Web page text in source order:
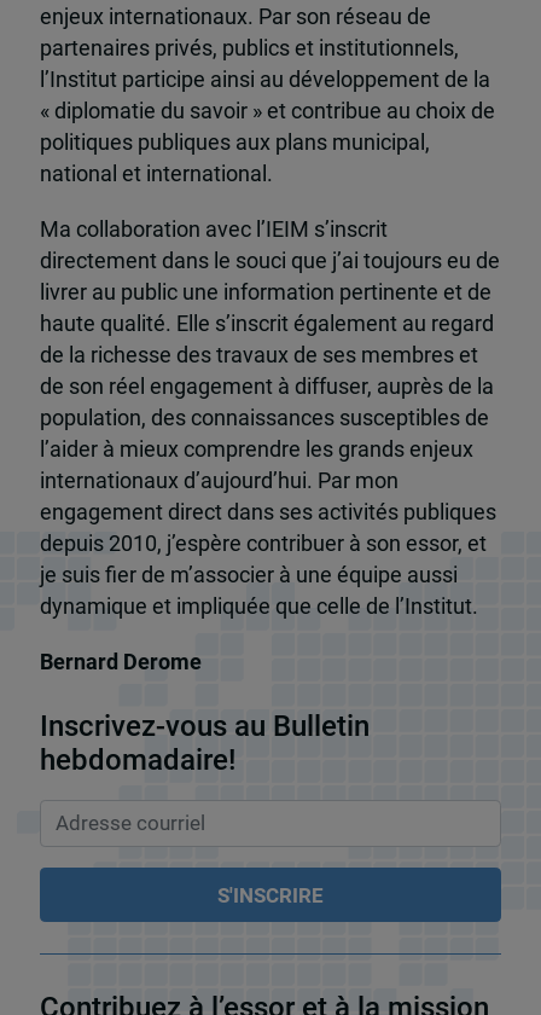
enjeux internationaux. Par son réseau de
partenaires privés, publics et institutionnels,
l’Institut participe ainsi au développement de la
« diplomatie du savoir » et contribue au choix de
politiques publiques aux plans municipal,
national et international.
Ma collaboration avec l’IEIM s’inscrit
directement dans le souci que j’ai toujours eu de
livrer au public une information pertinente et de
haute qualité. Elle s’inscrit également au regard
de la richesse des travaux de ses membres et
de son réel engagement à diffuser, auprès de la
population, des connaissances susceptibles de
l’aider à mieux comprendre les grands enjeux
internationaux d’aujourd’hui. Par mon
engagement direct dans ses activités publiques
depuis 2010, j’espère contribuer à son essor, et
je suis fier de m’associer à une équipe aussi
dynamique et impliquée que celle de l’Institut.
Bernard Derome
Inscrivez-vous au Bulletin
hebdomadaire!
Contribuez à l’essor et à la mission